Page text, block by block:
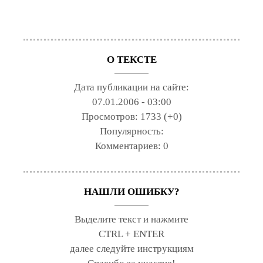
О ТЕКСТЕ
Дата публикации на сайте:
07.01.2006 - 03:00
Просмотров: 1733 (+0)
Популярность:
Комментариев: 0
НАШЛИ ОШИБКУ?
Выделите текст и нажмите
CTRL + ENTER
далее следуйте инструкциям